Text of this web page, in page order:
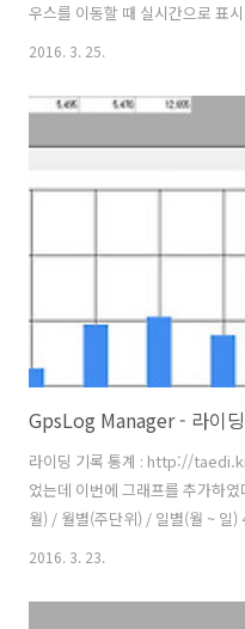
우스를 이동할 때 실시간으로 표
위경도 정보를 구글 웹서비스에
으로 옮겼다. [그래프] 버튼은 체
다시 열었을 때 이전에 설정한 정
2016. 3. 25.
GpsLog Manager - 라이
라이딩 기록 통계 : http://
었는데 이번에 그래프를 추가하
월) / 월별(주단위) / 일별(월 ~ 일)
는 GPS 로그 데이터 그리드 뷰(
2016. 3. 23.